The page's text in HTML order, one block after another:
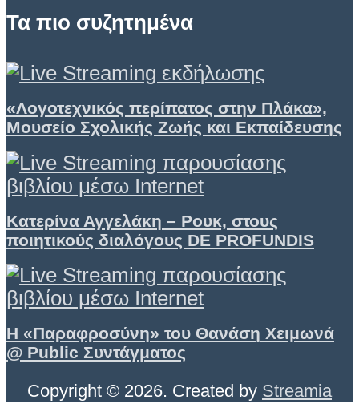
Τα πιο συζητημένα
«Λογοτεχνικός περίπατος στην Πλάκα»,
Μουσείο Σχολικής Ζωής και Εκπαίδευσης
Κατερίνα Αγγελάκη – Ρουκ, στους
ποιητικούς διαλόγους DE PROFUNDIS
Η «Παραφροσύνη» του Θανάση Χειμωνά
@ Public Συντάγματος
Copyright © 2026. Created by Streamia